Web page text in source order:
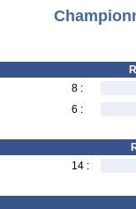
8 :
6 :
14 :